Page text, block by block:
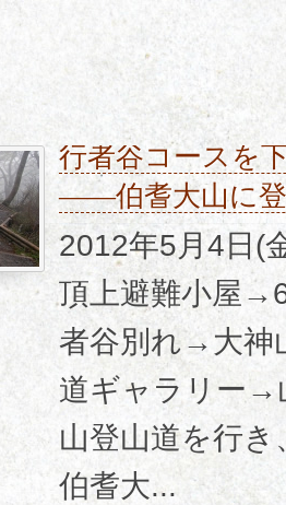
行者谷コースを
――伯耆大山に
2012年5月4日(
頂上避難小屋
者谷別れ→大神
道ギャラリー→
山登山道を行
伯耆大...